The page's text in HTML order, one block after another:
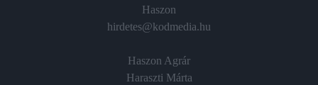
Haszon
hirdetes@kodmedia.hu
Haszon Agrár
Haraszti Márta